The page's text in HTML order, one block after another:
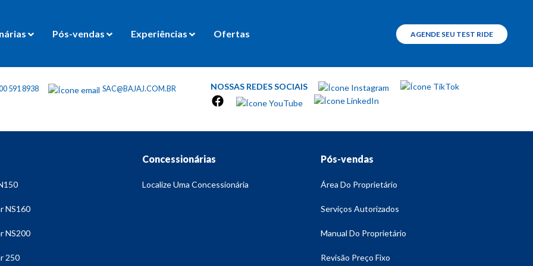
TEST RIDE
Conectividade
Pós-vendas Experiências
Riding Experience
Ofertas AGENDE SEU TEST RIDE
591 8938 SAC@BAJAJ.COM.BR NOSSAS REDES SOCIAIS
NS160
NS200
250
Concessionárias
Localize Uma Concessionária
Pós-vendas
Área Do Proprietário
Serviços Autorizados
Manual Do Proprietário
Revisão Preço Fixo